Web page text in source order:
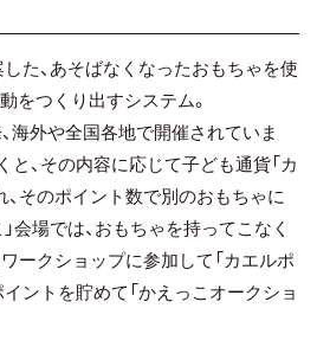
た、あそばなくなったおもちゃを使
をつくり出すシステム。
海外や全国各地で開催されていま
と、その内容に応じて子ども通貨「カ
、そのポイント数で別のおもちゃに
会場では、おもちゃを持ってこなく
ークショップに参加して「カエルポ
イントを貯めて「かえっこオークショ